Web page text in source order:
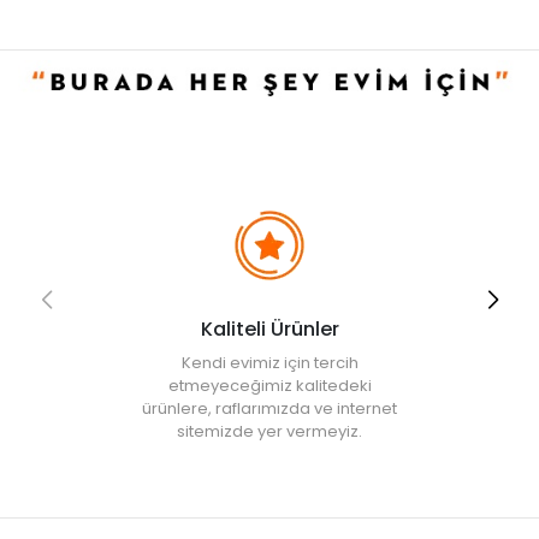
Kaliteli Ürünler
Kendi evimiz için tercih
etmeyeceğimiz kalitedeki
ürünlere, raflarımızda ve internet
sitemizde yer vermeyiz.